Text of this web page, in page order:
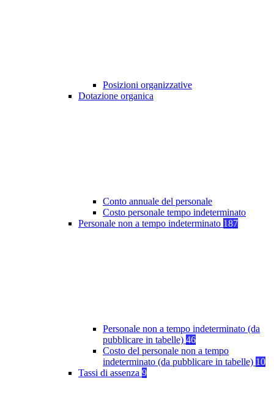
Posizioni organizzative
Dotazione organica
Conto annuale del personale
Costo personale tempo indeterminato
Personale non a tempo indeterminato 187
Personale non a tempo indeterminato (da
pubblicare in tabelle) 46
Costo del personale non a tempo
indeterminato (da pubblicare in tabelle) 10
Tassi di assenza 9